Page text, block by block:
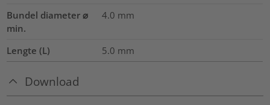
Bundel diameter ⌀
min.
4.0 mm
Lengte (L) 5.0 mm
Download